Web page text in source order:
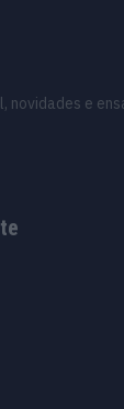
novidades e